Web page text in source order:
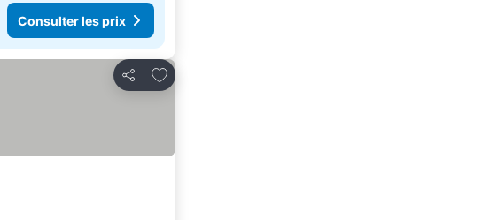
Consulter les prix
Partager
Ajouter à mes favoris